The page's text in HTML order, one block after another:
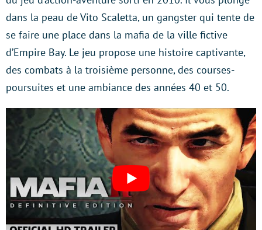
dans la peau de Vito Scaletta, un gangster qui tente de
se faire une place dans la mafia de la ville fictive
d’Empire Bay. Le jeu propose une histoire captivante,
des combats à la troisième personne, des courses-
poursuites et une ambiance des années 40 et 50.